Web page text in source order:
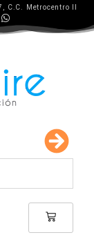
C.C. Metrocentro II